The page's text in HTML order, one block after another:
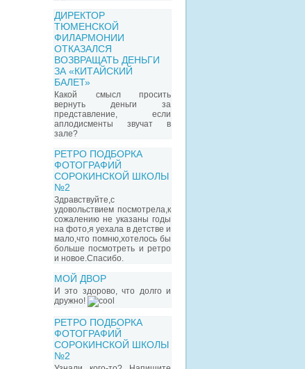
ДИРЕКТОР
ТЮМЕНСКОЙ
ФИЛАРМОНИИ
ОТКАЗАЛСЯ
ВОЗВРАЩАТЬ ДЕНЬГИ
ЗА «КИТАЙСКИЙ
БАЛЕТ»
Какой смысл просить
вернуть деньги за
представление, если
аплодисменты звучат в
зале?
РЕТРО ПОДБОРКА
ФОТОГРАФИЙ
СОРОКИНСКОЙ ШКОЛЫ
№2
Здравствуйте,с
удовольствием посмотрела,к
сожалению не указаны годы
на фото,я уехала в детстве и
мало,что помню,хотелось бы
больше посмотреть и ретро
и новое.Спасибо.
МОЙ ДВОР
И это здорово, что долго и
дружно!
РЕТРО ПОДБОРКА
ФОТОГРАФИЙ
СОРОКИНСКОЙ ШКОЛЫ
№2